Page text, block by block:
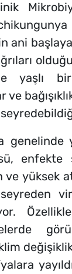
ani
yaşlı
ve
genelinde
enfekte
ve yüksek